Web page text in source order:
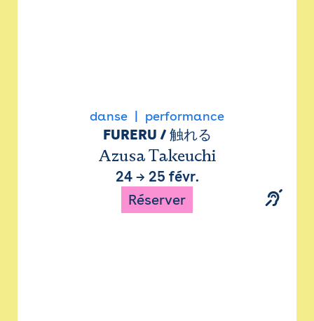
danse performance
FURERU / 触れる
Azusa Takeuchi
24→ 25 févr.
Réserver